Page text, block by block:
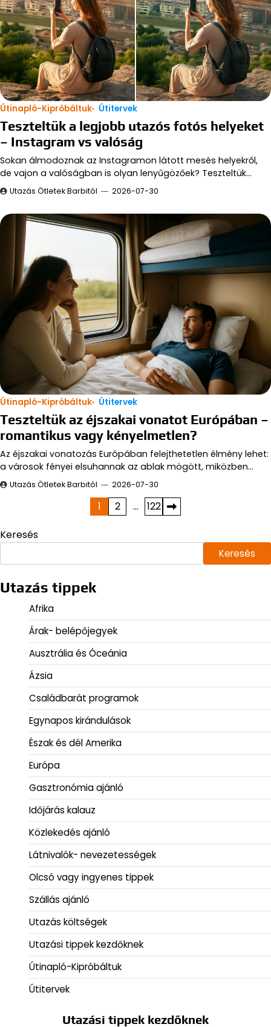
Útinapló-Kipróbáltuk Útitervek
Teszteltük a legjobb utazós fotós helyeket
– Instagram vs valóság
Sokan álmodoznak az Instagramon látott mesés helyekről,
de vajon a valóságban is olyan lenyűgözőek? Teszteltük…
Utazás Ötletek Barbitól 2026-07-30
Útinapló-Kipróbáltuk Útitervek
Teszteltük az éjszakai vonatot Európában –
romantikus vagy kényelmetlen?
Az éjszakai vonatozás Európában felejthetetlen élmény lehet:
a városok fényei elsuhannak az ablak mögött, miközben…
Utazás Ötletek Barbitól 2026-07-30
lapozása
1 2 … 122
Keresés
Keresés
Utazás tippek
Afrika
Árak- belépőjegyek
Ausztrália és Óceánia
Ázsia
Családbarát programok
Egynapos kirándulások
Észak és dél Amerika
Európa
Gasztronómia ajánló
Időjárás kalauz
Közlekedés ajánló
Látnivalók- nevezetességek
Olcsó vagy ingyenes tippek
Szállás ajánló
Utazás költségek
Utazási tippek kezdőknek
Útinapló-Kipróbáltuk
Útitervek
Utazási tippek kezdőknek